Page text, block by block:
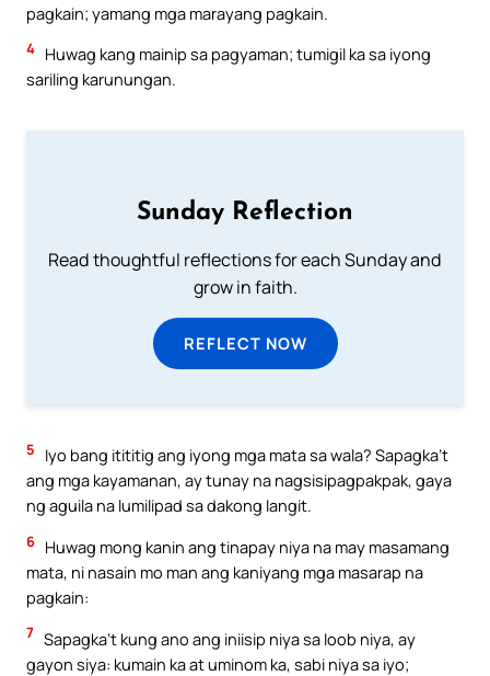
pagkain; yamang mga marayang pagkain.
4 Huwag kang mainip sa pagyaman; tumigil ka sa iyong
sariling karunungan.
Sunday Reflection
Read thoughtful reflections for each Sunday and
grow in faith.
REFLECT NOW
5
Iyo bang itititig ang iyong mga mata sa wala? Sapagka’t
ang mga kayamanan, ay tunay na nagsisipagpakpak, gaya
ng aguila na lumilipad sa dakong langit.
6 Huwag mong kanin ang tinapay niya na may masamang
mata, ni nasain mo man ang kaniyang mga masarap na
pagkain:
7 Sapagka’t kung ano ang iniisip niya sa loob niya, ay
gayon siya: kumain ka at uminom ka, sabi niya sa iyo;